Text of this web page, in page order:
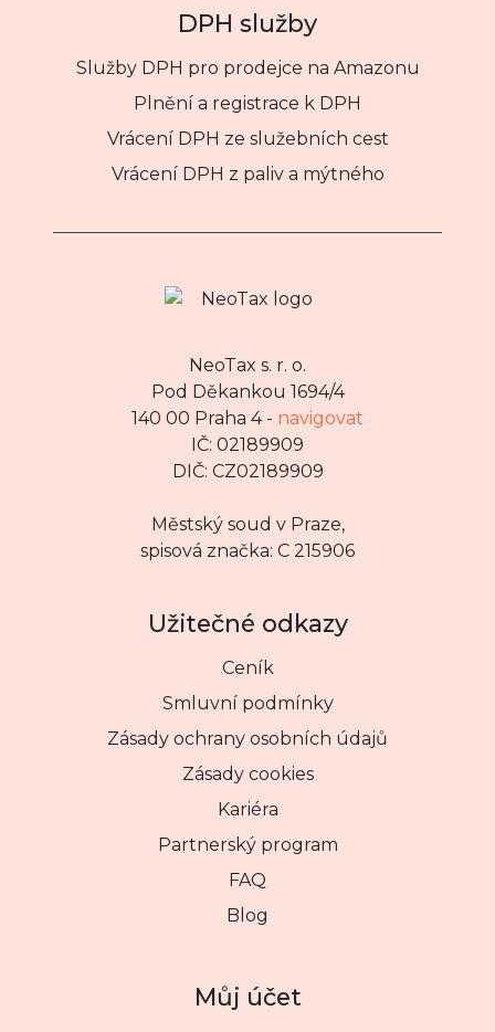
DPH služby
Služby DPH pro prodejce na Amazonu
Plnění a registrace k DPH
Vrácení DPH ze služebních cest
Vrácení DPH z paliv a mýtného
NeoTax s. r. o.
Pod Děkankou 1694/4
140 00 Praha 4 - navigovat
IČ: 02189909
DIČ: CZ02189909
Městský soud v Praze,
spisová značka: C 215906
Užitečné odkazy
Ceník
Smluvní podmínky
Zásady ochrany osobních údajů
Zásady cookies
Kariéra
Partnerský program
FAQ
Blog
Můj účet